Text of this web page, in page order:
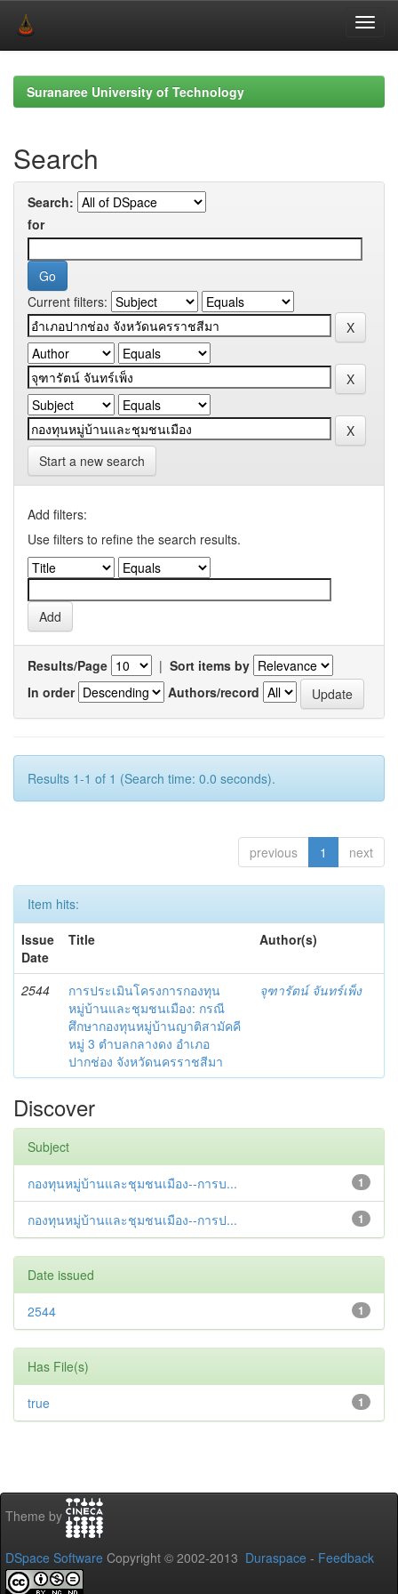
navigationSuranaree University of Technology
Search
Search:
for
Current filters:
Start a new search
Add filters:
Use filters to refine the search results.
Results/Page | Sort items by
In order
Authors/record
Results 1-1 of 1 (Search time: 0.0 seconds).
previous 1 next
Item hits:
Issue
Date
Title Author(s)
2544
การประเมินโครงการกองทุน
หมู่บ้านและชุมชนเมือง: กรณี
ศึกษากองทุนหมู่บ้านญาติสามัคคี
หมู่ 3 ตำบลกลางดง อำเภอ
ปากช่อง จังหวัดนครราชสีมา
จุฑารัตน์ จันทร์เพ็ง
Discover
Subject
1
กองทุนหมู่บ้านและชุมชนเมือง--การบ...
1
กองทุนหมู่บ้านและชุมชนเมือง--การป...
Date issued
1
2544
Has File(s)
1
true
Theme by
DSpace Software Copyright © 2002-2013 Duraspace - Feedback